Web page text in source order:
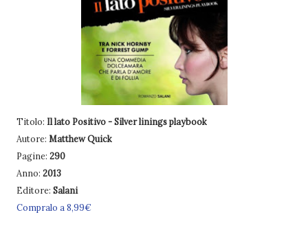
Titolo: Il lato Positivo - Silver linings playbook
Autore: Matthew Quick
Pagine: 290
Anno: 2013
Editore: Salani
Compralo a 8,99€